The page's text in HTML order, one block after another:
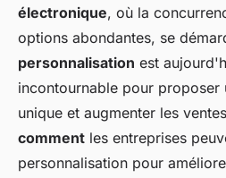
électronique, où la
options abondantes, se
personnalisation est
incontournable pour proposer
unique et augmenter les
comment les entreprises
personnalisation pour